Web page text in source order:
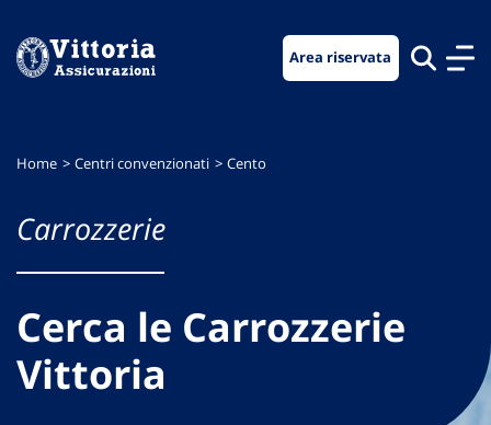
menu
contenuto
footer
Area riservata
Home Centri convenzionati Cento
Carrozzerie
Cerca le Carrozzerie
Vittoria